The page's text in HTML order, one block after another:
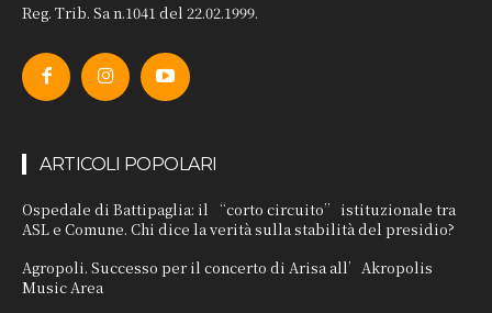
Reg. Trib. Sa n.1041 del 22.02.1999.
ARTICOLI POPOLARI
Ospedale di Battipaglia: il “corto circuito” istituzionale tra
ASL e Comune. Chi dice la verità sulla stabilità del presidio?
Agropoli. Successo per il concerto di Arisa all’Akropolis
Music Area